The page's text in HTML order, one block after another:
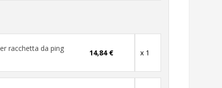
racchetta da ping 14,84 € x 1